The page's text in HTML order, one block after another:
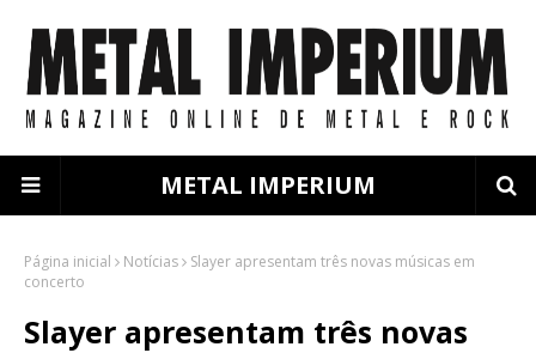
METAL IMPERIUM
Página inicial Notícias
Slayer apresentam três novas músicas em
concerto
Slayer apresentam três novas